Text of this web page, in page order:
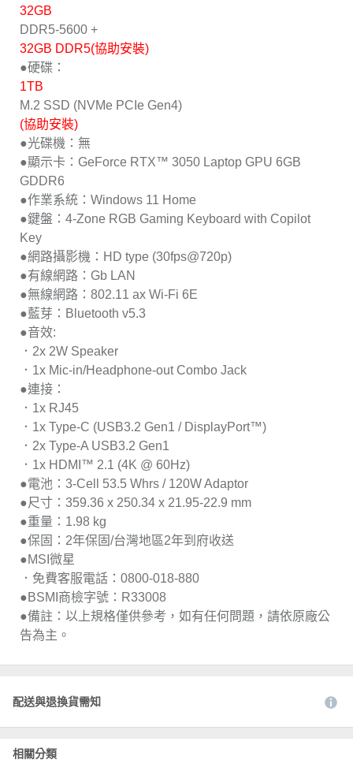
32GB
DDR5-5600 +
32GB DDR5(協助安裝)
●硬碟：
1TB
M.2 SSD (NVMe PCIe Gen4)
(協助安裝)
●光碟機：無
●顯示卡：GeForce RTX™ 3050 Laptop GPU 6GB
GDDR6
●作業系統：Windows 11 Home
●鍵盤：4-Zone RGB Gaming Keyboard with Copilot
Key
●網路攝影機：HD type (30fps@720p)
●有線網路：Gb LAN
●無線網路：802.11 ax Wi-Fi 6E
●藍芽：Bluetooth v5.3
●音效:
．2x 2W Speaker
．1x Mic-in/Headphone-out Combo Jack
●連接：
．1x RJ45
．1x Type-C (USB3.2 Gen1 / DisplayPort™)
．2x Type-A USB3.2 Gen1
．1x HDMI™ 2.1 (4K @ 60Hz)
●電池：3-Cell 53.5 Whrs / 120W Adaptor
●尺寸：359.36 x 250.34 x 21.95-22.9 mm
●重量：1.98 kg
●保固：2年保固/台灣地區2年到府收送
●MSI微星
．免費客服電話：0800-018-880
●BSMI商檢字號：R33008
●備註：以上規格僅供參考，如有任何問題，請依原廠公
告為主。
配送與退換貨需知
相關分類